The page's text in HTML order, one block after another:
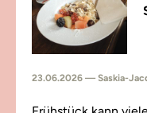
23.06.2026 — Saskia-